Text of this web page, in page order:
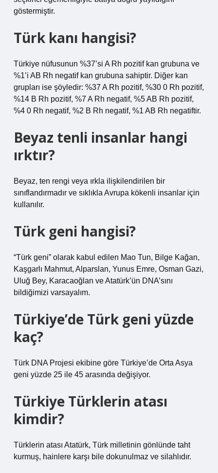
göstermiştir.
Türk kanı hangisi?
Türkiye nüfusunun %37’si A Rh pozitif kan grubuna ve
%1’i AB Rh negatif kan grubuna sahiptir. Diğer kan
grupları ise şöyledir: %37 A Rh pozitif, %30 0 Rh pozitif,
%14 B Rh pozitif, %7 A Rh negatif, %5 AB Rh pozitif,
%4 0 Rh negatif, %2 B Rh negatif, %1 AB Rh negatiftir.
Beyaz tenli insanlar hangi
ırktır?
Beyaz, ten rengi veya ırkla ilişkilendirilen bir
sınıflandırmadır ve sıklıkla Avrupa kökenli insanlar için
kullanılır.
Türk geni hangisi?
“Türk geni” olarak kabul edilen Mao Tun, Bilge Kağan,
Kaşgarlı Mahmut, Alparslan, Yunus Emre, Osman Gazi,
Uluğ Bey, Karacaoğlan ve Atatürk’ün DNA’sını
bildiğimizi varsayalım.
Türkiye’de Türk geni yüzde
kaç?
Türk DNA Projesi ekibine göre Türkiye’de Orta Asya
geni yüzde 25 ile 45 arasında değişiyor.
Türkiye Türklerin atası
kimdir?
Türklerin atası Atatürk, Türk milletinin gönlünde taht
kurmuş, hainlere karşı bile dokunulmaz ve silahlıdır.